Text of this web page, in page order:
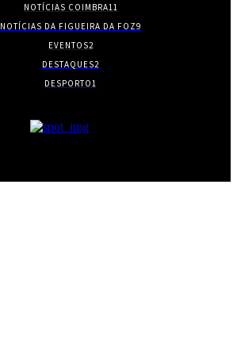
NOTÍCIAS COIMBRA11
NOTÍCIAS DA FIGUEIRA DA FOZ9
EVENTOS2
DESTAQUES2
DESPORTO1